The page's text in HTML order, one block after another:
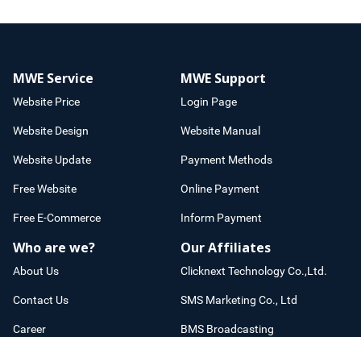
MWE Service
Website Price
Website Design
Website Update
Free Website
Free E-Commerce
MWE Support
Login Page
Website Manual
Payment Methods
Online Payment
Inform Payment
Who are we?
About Us
Contact Us
Career
Our Affiliates
Clicknext Technology Co.,Ltd.
SMS Marketing Co., Ltd
BMS Broadcasting